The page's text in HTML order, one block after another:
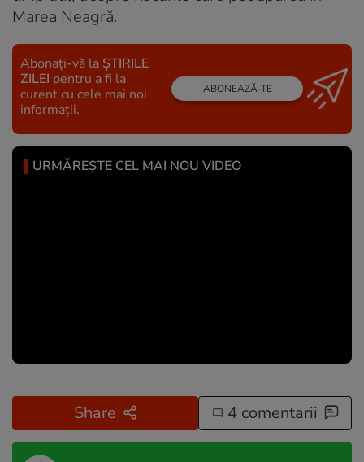
Marea Neagră.
Abonați-vă la ȘTIRILE
ZILEI pentru a fi la
curent cu cele mai noi
informații.
ABONEAZĂ-TE
URMĂREȘTE CEL MAI NOU VIDEO
Share 4 comentarii